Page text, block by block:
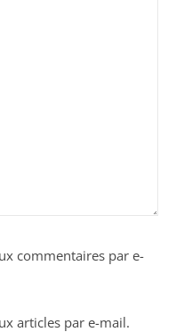
commentaires par e-
articles par e-mail.